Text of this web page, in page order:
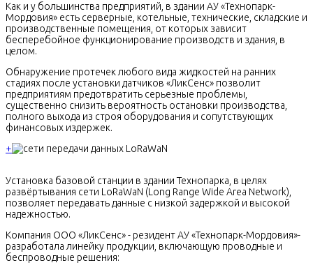
Как и у большинства предприятий, в здании АУ «Технопарк-
Мордовия» есть серверные, котельные, технические, складские и
производственные помещения, от которых зависит
бесперебойное функционирование производств и здания, в
целом.
Обнаружение протечек любого вида жидкостей на ранних
стадиях после установки датчиков «ЛикСенс» позволит
предприятиям предотвратить серьезные проблемы,
существенно снизить вероятность остановки производства,
полного выхода из строя оборудования и сопутствующих
финансовых издержек.
+
Установка базовой станции в здании Технопарка, в целях
развёртывания сети LoRaWaN (Long Range Wide Area Network),
позволяет передавать данные с низкой задержкой и высокой
надежностью.
Компания ООО «ЛикСенс» - резидент АУ «Технопарк-Мордовия»-
разработала линейку продукции, включающую проводные и
беспроводные решения: